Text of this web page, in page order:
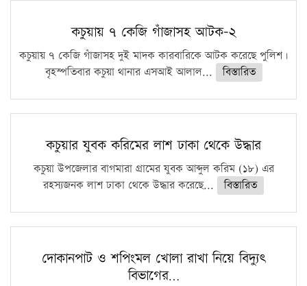
কচুয়ায় ৭ কেজি গাঁজাসহ আটক-২
কচুয়ায় ৭ কেজি গাঁজাসহ দুই মাদক কারবারিকে আটক করেছে পুলিশ।
বৃহস্পতিবার কচুয়া থানার এসআই আলাল...
বিস্তারিত
কচুয়ার যুবক করিমের লাশ ঢাকা থেকে উদ্ধার
কচুয়া উপজেলার বাগমারা গ্রামের যুবক আব্দুল করিম (১৮) এর
রহস্যজনক লাশ ঢাকা থেকে উদ্ধার করেছে...
বিস্তারিত
দোকানপাট ও শপিংমল খোলা রাখা নিয়ে বিদ্যুৎ
বিভাগের…